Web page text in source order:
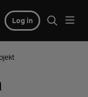
Log in